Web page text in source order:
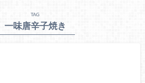
TAG
一味唐辛子焼き